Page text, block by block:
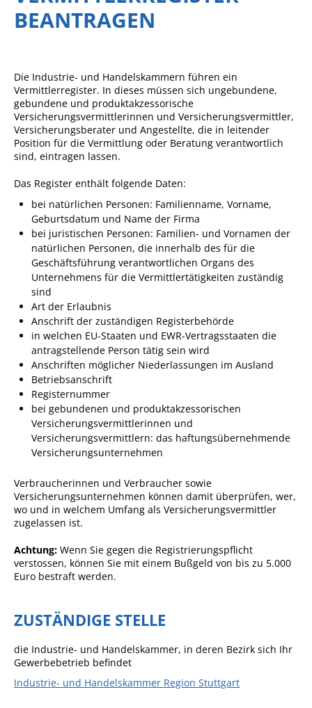
Einrichtungen
Schulkindbetreuung
Grundschule
Mensa
Musikschule
Sportstätten
Veranstaltungsgebäude
Freiwillige Feuerwehr
Häckselplatz
Friedhof
Kläranlage
Wärmeplanung
Netzmonitor der NetzeBW
Gemmrigheimer
Zahlen & Fakten
Angebote für Geflüchtete
Wirtschaft + Handel
Öffnungszeiten
Kontakt
BEANTRAGEN
Die Industrie- und Handelskammern führen ein
Vermittlerregister. In dieses müssen sich ungebundene,
gebundene und produktakzessorische
Versicherungsvermittlerinnen und Versicherungsvermittler,
Versicherungsberater und Angestellte, die in leitender
Position für die Vermittlung oder Beratung verantwortlich
sind, eintragen lassen.
Das Register enthält folgende Daten:
bei natürlichen Personen: Familienname, Vorname,
Geburtsdatum und Name der Firma
bei juristischen Personen: Familien- und Vornamen der
natürlichen Personen, die innerhalb des für die
Geschäftsführung verantwortlichen Organs des
Unternehmens für die Vermittlertätigkeiten zuständig
sind
Art der Erlaubnis
Anschrift der zuständigen Registerbehörde
in welchen EU-Staaten und EWR-Vertragsstaaten die
antragstellende Person tätig sein wird
Anschriften möglicher Niederlassungen im Ausland
Betriebsanschrift
Registernummer
bei gebundenen und produktakzessorischen
Versicherungsvermittlerinnen und
Versicherungsvermittlern: das haftungsübernehmende
Versicherungsunternehmen
Verbraucherinnen und Verbraucher sowie
Versicherungsunternehmen können damit überprüfen, wer,
wo und in welchem Umfang als Versicherungsvermittler
zugelassen ist.
Achtung: Wenn Sie gegen die Registrierungspflicht
verstossen, können Sie mit einem Bußgeld von bis zu 5.000
Euro bestraft werden.
ZUSTÄNDIGE STELLE
die Industrie- und Handelskammer, in deren Bezirk sich Ihr
Gewerbebetrieb befindet
Industrie- und Handelskammer Region Stuttgart